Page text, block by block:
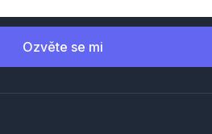
Ozvěte se mi